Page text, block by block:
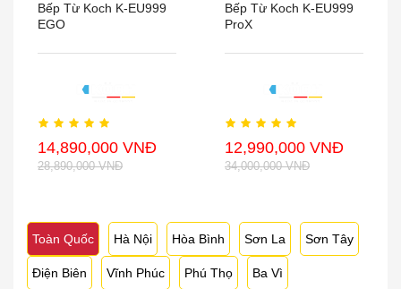
Bếp Từ Koch K-EU999
EGO
14,890,000 VNĐ
28,890,000 VNĐ
Bếp Từ Koch K-EU999
ProX
12,990,000 VNĐ
34,000,000 VNĐ
Toàn Quốc Hà Nội Hòa Bình Sơn La Sơn Tây
Điện Biên Vĩnh Phúc Phú Thọ Ba Vì